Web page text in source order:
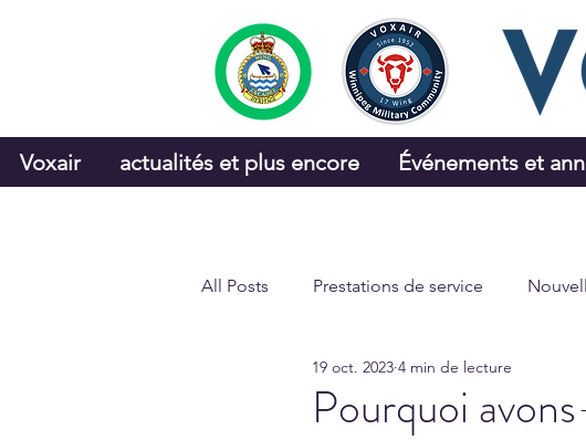
Voxair actualités et plus encore Événements et
All Posts Prestations de service
Coin des cadets CRFM Sports et
Pourquoi
19 oct. 2023 4 min de lecture